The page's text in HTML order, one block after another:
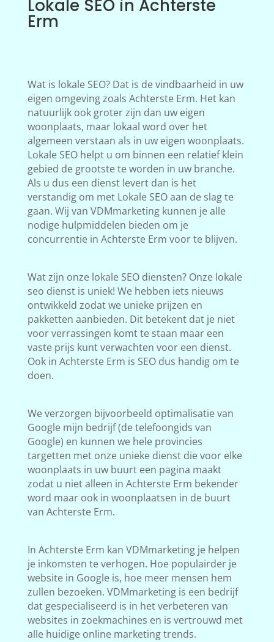
Lokale SEO in Achterste
Erm
Wat is lokale SEO? Dat is de vindbaarheid in uw
eigen omgeving zoals Achterste Erm. Het kan
natuurlijk ook groter zijn dan uw eigen
woonplaats, maar lokaal word over het
algemeen verstaan als in uw eigen woonplaats.
Lokale SEO helpt u om binnen een relatief klein
gebied de grootste te worden in uw branche.
Als u dus een dienst levert dan is het
verstandig om met Lokale SEO aan de slag te
gaan. Wij van VDMmarketing kunnen je alle
nodige hulpmiddelen bieden om je
concurrentie in Achterste Erm voor te blijven.
Wat zijn onze lokale SEO diensten? Onze lokale
seo dienst is uniek! We hebben iets nieuws
ontwikkeld zodat we unieke prijzen en
pakketten aanbieden. Dit betekent dat je niet
voor verrassingen komt te staan maar een
vaste prijs kunt verwachten voor een dienst.
Ook in Achterste Erm is SEO dus handig om te
doen.
We verzorgen bijvoorbeeld optimalisatie van
Google mijn bedrijf (de telefoongids van
Google) en kunnen we hele provincies
targetten met onze unieke dienst die voor elke
woonplaats in uw buurt een pagina maakt
zodat u niet alleen in Achterste Erm bekender
word maar ook in woonplaatsen in de buurt
van Achterste Erm.
In Achterste Erm kan VDMmarketing je helpen
je inkomsten te verhogen. Hoe populairder je
website in Google is, hoe meer mensen hem
zullen bezoeken. VDMmarketing is een bedrijf
dat gespecialiseerd is in het verbeteren van
websites in zoekmachines en is vertrouwd met
alle huidige online marketing trends.